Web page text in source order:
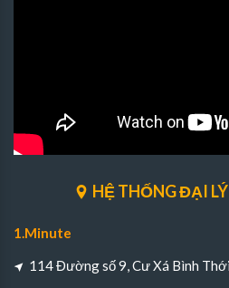
HỆ THỐNG ĐẠI
1.Minute
114 Đường số 9, Cư Xá Bình